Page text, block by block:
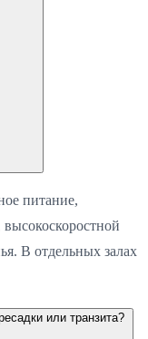
питание,
В отдельных залах
или транзита?